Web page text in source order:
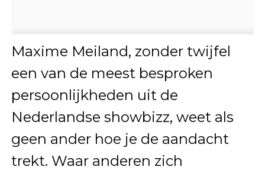
Maxime Meiland, zonder twijfel
een van de meest besproken
persoonlijkheden uit de
Nederlandse showbizz, weet als
geen ander hoe je de aandacht
trekt. Waar anderen zich